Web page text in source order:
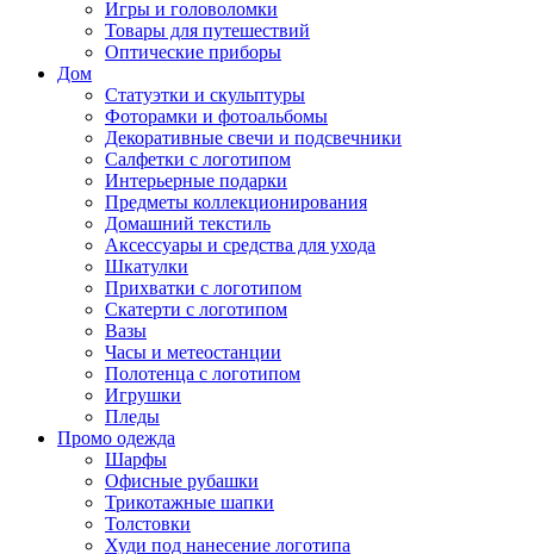
Игры и головоломки
Товары для путешествий
Оптические приборы
Дом
Статуэтки и скульптуры
Фоторамки и фотоальбомы
Декоративные свечи и подсвечники
Салфетки с логотипом
Интерьерные подарки
Предметы коллекционирования
Домашний текстиль
Аксессуары и средства для ухода
Шкатулки
Прихватки с логотипом
Скатерти с логотипом
Вазы
Часы и метеостанции
Полотенца с логотипом
Игрушки
Пледы
Промо одежда
Шарфы
Офисные рубашки
Трикотажные шапки
Толстовки
Худи под нанесение логотипа